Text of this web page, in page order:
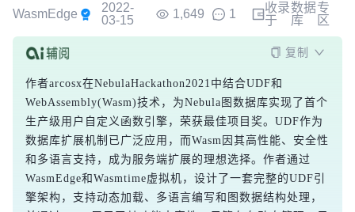
WasmEdge
2022-
03-15
1,649 1
收录
于
数据
库
专
区
复制
作者arcosx在NebulaHackathon2021中结合UDF和
WebAssembly(Wasm)技术，为Nebula图数据库实现了首个
生产级用户自定义函数引擎，荣获最佳项目奖。UDF作为
数据库扩展机制已广泛应用，而Wasm因其高性能、安全性
和多语言支持，成为服务端扩展的理想选择。作者通过
WasmEdge和Wasmtime虚拟机，设计了一套完整的UDF引
擎架构，支持动态加载、多语言编写和图数据结构处理，